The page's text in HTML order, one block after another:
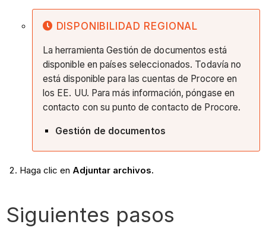
DISPONIBILIDAD REGIONAL
La herramienta Gestión de documentos está
disponible en países seleccionados. Todavía no
está disponible para las cuentas de Procore en
los EE. UU. Para más información, póngase en
contacto con su punto de contacto de Procore.
Gestión de documentos
Haga clic en Adjuntar archivos.
Siguientes pasos